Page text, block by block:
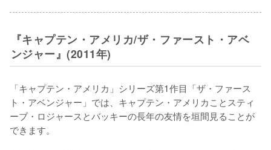
『キャプテン・アメリカ/ザ・ファースト・アベ
ンジャー』(2011年)
「キャプテン・アメリカ」シリーズ第1作目「ザ・ファース
ト・アベンジャー」では、キャプテン・アメリカことスティ
ーブ・ロジャースとバッキーの長年の友情を垣間見ることが
できます。